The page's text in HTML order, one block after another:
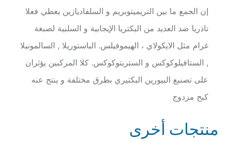
إن الجمع ما بين التريميتوبريم و السلفاديازين يعطي فعلا
تاذريا ضد العديد من البكتريا الإيجابية و السلبية لصبغة
غرام مثل الايكولاي ، الهيموفيلس. الباستوريلا , السالمونيلا
, الستافيلوكوكس و الستربتوكوكس. كلا المركبين يؤثران
على تصنيع البيورين البكتيري بطرق مختلفة و ينتج عنه
كبح مزدوج
منتجات أخرى